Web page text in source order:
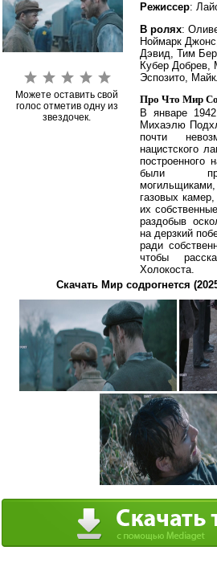
Можете оставить свой
голос отметив одну из
звездочек.
Режиссер:
В ролях:
Ноймарк
Дэвид, Тим
Кубер
Эспозито,
Про Что Мир
В январе
Михаэлю
почти
нацистского
построенного
были
газовых
их
раздобыв
на дерзкий
ради
чтобы
Холокоста.
Скачать Мир содрогнется